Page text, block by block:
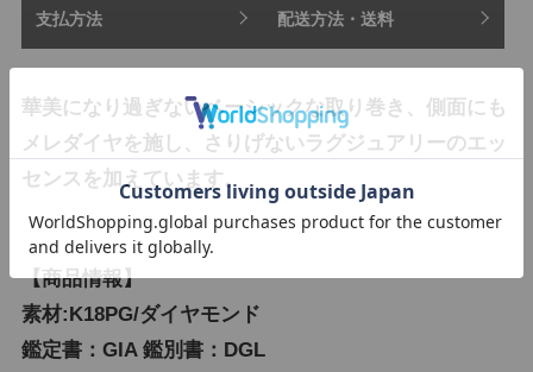
支払方法 配送方法・送料
華美になり過ぎないベーシックな取り巻き、側面にも
メレダイヤを施し、さりげないラグジュアリーのエッ
センスを加えています。
【商品情報】
素材:K18PG/ダイヤモンド
鑑定書：GIA 鑑別書：DGL